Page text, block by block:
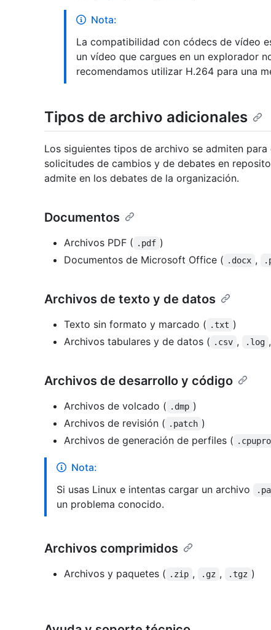
Nota:
La compatibilidad con códecs de vídeo
un vídeo que cargues en un explorador
recomendamos utilizar H.264 para una
Tipos de archivo adicionales
Los siguientes tipos de archivo se admiten
solicitudes de cambios y de debates en
admite en los debates de la organización.
Documentos
Archivos PDF ( .pdf )
Documentos de Microsoft Office ( .docx ,
Archivos de texto y de datos
Texto sin formato y marcado ( .txt )
Archivos tabulares y de datos ( .csv , .log ,
Archivos de desarrollo y código
Archivos de volcado ( .dmp )
Archivos de revisión ( .patch )
Archivos de generación de perfiles (
Nota:
Si usas Linux e intentas cargar un archivo
un problema conocido.
Archivos comprimidos
Archivos y paquetes ( .zip , .gz , .tgz )